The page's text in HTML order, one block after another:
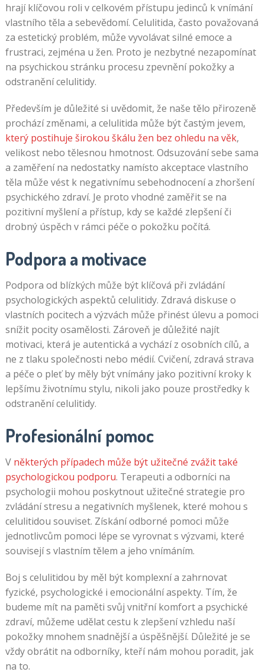
hrají klíčovou roli v celkovém přístupu jedinců k vnímání
vlastního těla a sebevědomí. Celulitida, často považovaná
za estetický problém, může vyvolávat silné emoce a
frustraci, zejména u žen. Proto je nezbytné nezapomínat
na psychickou stránku procesu zpevnění pokožky a
odstranění celulitidy.
Především je důležité si uvědomit, že naše tělo přirozeně
prochází změnami, a celulitida může být častým jevem,
který postihuje širokou škálu žen bez ohledu na věk,
velikost nebo tělesnou hmotnost. Odsuzování sebe sama
a zaměření na nedostatky namísto akceptace vlastního
těla může vést k negativnímu sebehodnocení a zhoršení
psychického zdraví. Je proto vhodné zaměřit se na
pozitivní myšlení a přístup, kdy se každé zlepšení či
drobný úspěch v rámci péče o pokožku počítá.
Podpora a motivace
Podpora od blízkých může být klíčová při zvládání
psychologických aspektů celulitidy. Zdravá diskuse o
vlastních pocitech a výzvách může přinést úlevu a pomoci
snížit pocity osamělosti. Zároveň je důležité najít
motivaci, která je autentická a vychází z osobních cílů, a
ne z tlaku společnosti nebo médií. Cvičení, zdravá strava
a péče o pleť by měly být vnímány jako pozitivní kroky k
lepšímu životnímu stylu, nikoli jako pouze prostředky k
odstranění celulitidy.
Profesionální pomoc
V některých případech může být užitečné zvážit také
psychologickou podporu. Terapeuti a odborníci na
psychologii mohou poskytnout užitečné strategie pro
zvládání stresu a negativních myšlenek, které mohou s
celulitidou souviset. Získání odborné pomoci může
jednotlivcům pomoci lépe se vyrovnat s výzvami, které
souvisejí s vlastním tělem a jeho vnímáním.
Boj s celulitidou by měl být komplexní a zahrnovat
fyzické, psychologické i emocionální aspekty. Tím, že
budeme mít na paměti svůj vnitřní komfort a psychické
zdraví, můžeme udělat cestu k zlepšení vzhledu naší
pokožky mnohem snadnější a úspěšnější. Důležité je se
vždy obrátit na odborníky, kteří nám mohou poradit, jak
na to.